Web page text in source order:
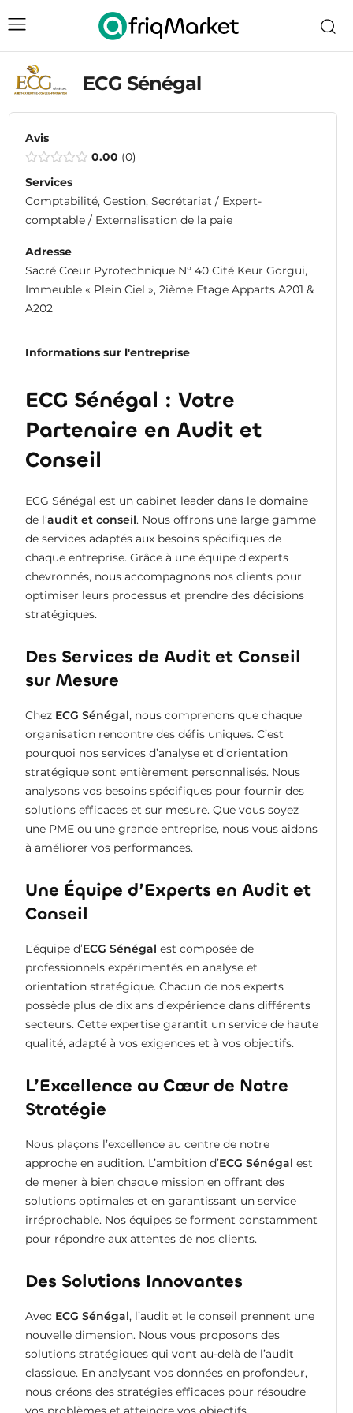
ECG Sénégal
Avis
0.00 0
Services
Comptabilité, Gestion, Secrétariat / Expert-
comptable / Externalisation de la paie
Adresse
Sacré Cœur Pyrotechnique N° 40 Cité Keur Gorgui,
Immeuble « Plein Ciel », 2ième Etage Apparts A201 &
A202
Informations sur l'entreprise
ECG Sénégal : Votre
Partenaire en Audit et
Conseil
ECG Sénégal est un cabinet leader dans le domaine
de l’audit et conseil. Nous offrons une large gamme
de services adaptés aux besoins spécifiques de
chaque entreprise. Grâce à une équipe d’experts
chevronnés, nous accompagnons nos clients pour
optimiser leurs processus et prendre des décisions
stratégiques.
Des Services de Audit et Conseil
sur Mesure
Chez ECG Sénégal, nous comprenons que chaque
organisation rencontre des défis uniques. C’est
pourquoi nos services d’analyse et d’orientation
stratégique sont entièrement personnalisés. Nous
analysons vos besoins spécifiques pour fournir des
solutions efficaces et sur mesure. Que vous soyez
une PME ou une grande entreprise, nous vous aidons
à améliorer vos performances.
Une Équipe d’Experts en Audit et
Conseil
L’équipe d’ECG Sénégal est composée de
professionnels expérimentés en analyse et
orientation stratégique. Chacun de nos experts
possède plus de dix ans d’expérience dans différents
secteurs. Cette expertise garantit un service de haute
qualité, adapté à vos exigences et à vos objectifs.
L’Excellence au Cœur de Notre
Stratégie
Nous plaçons l’excellence au centre de notre
approche en audition. L’ambition d’ECG Sénégal est
de mener à bien chaque mission en offrant des
solutions optimales et en garantissant un service
irréprochable. Nos équipes se forment constamment
pour répondre aux attentes de nos clients.
Des Solutions Innovantes
Avec ECG Sénégal, l’audit et le conseil prennent une
nouvelle dimension. Nous vous proposons des
solutions stratégiques qui vont au-delà de l’audit
classique. En analysant vos données en profondeur,
nous créons des stratégies efficaces pour résoudre